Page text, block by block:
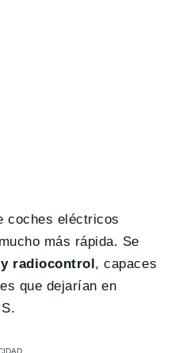
coches eléctricos
más rápida. Se
radiocontrol , capaces
que dejarían en